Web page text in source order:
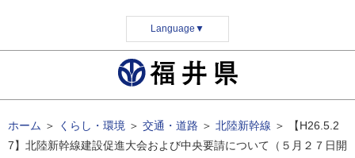
Language ▼
ホーム ＞ くらし・環境 ＞ 交通・道路 ＞ 北陸新幹線 ＞
【H26.5.2
7】北陸新幹線建設促進大会および中央要請について（５月２７日開